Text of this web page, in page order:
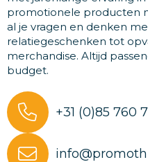
promotionele producten
al je vragen en denken
relatiegeschenken tot
merchandise. Altijd
budget.
+31 (0)85 760